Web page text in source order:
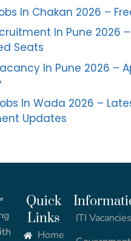
In Chakan 2026 –
In Pune 2026
Seats
In Pune 2026 –
In Wada 2026 –
Updates
Quick
Links
Home
ITI Vacancies